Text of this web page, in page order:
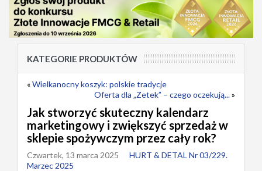
KATEGORIE PRODUKTÓW
«Wielkanocny koszyk: polskie tradycje
Oferta dla „Zetek” – czego oczekują...»
Jak stworzyć skuteczny kalendarz
marketingowy i zwiększyć sprzedaż w
sklepie spożywczym przez cały rok?
Czwartek, 13 marca 2025
HURT & DETAL Nr 03/229.
Marzec 2025